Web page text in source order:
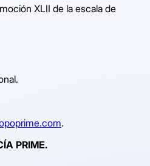
XLII de la escala de
.
PRIME.